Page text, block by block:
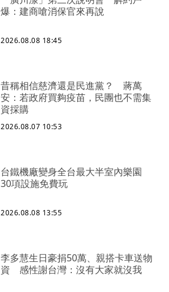
爆：建商嗆消保官來再說
2026.08.08 18:45
昔稱相信慈濟還是民進黨？ 蔣萬
安：若政府買夠疫苗，民團也不需集
資採購
2026.08.07 10:53
台鐵機廠變身全台最大半室內樂園
30項設施免費玩
2026.08.08 13:55
李多慧生日豪捐50萬、親搭卡車送物
資 感性謝台灣：沒有大家就沒我